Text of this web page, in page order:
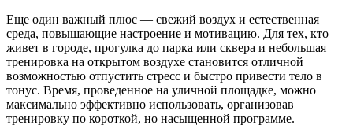
Еще один важный плюс — свежий воздух и естественная
среда, повышающие настроение и мотивацию. Для тех, кто
живет в городе, прогулка до парка или сквера и небольшая
тренировка на открытом воздухе становится отличной
возможностью отпустить стресс и быстро привести тело в
тонус. Время, проведенное на уличной площадке, можно
максимально эффективно использовать, организовав
тренировку по короткой, но насыщенной программе.